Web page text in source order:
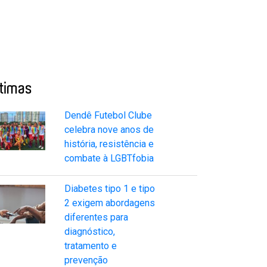
Dendê Futebol Clube
celebra nove anos de
história, resistência e
combate à LGBTfobia
Diabetes tipo 1 e tipo
2 exigem abordagens
diferentes para
diagnóstico,
tratamento e
prevenção